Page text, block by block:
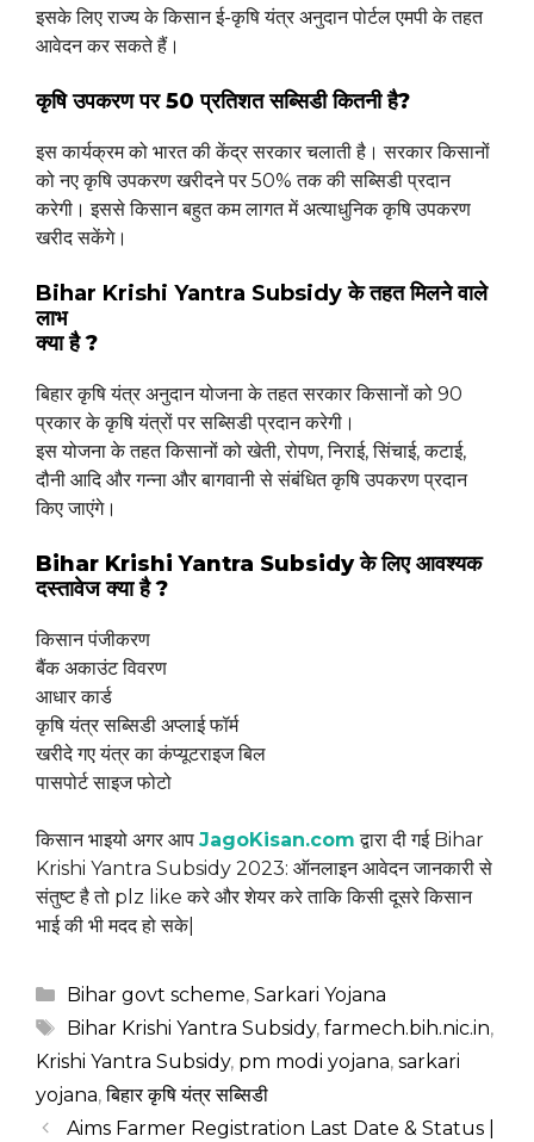
इसके लिए राज्य के किसान ई-कृषि यंत्र अनुदान पोर्टल एमपी के तहत
आवेदन कर सकते हैं।
कृषि उपकरण पर 50 प्रतिशत सब्सिडी कितनी है?
इस कार्यक्रम को भारत की केंद्र सरकार चलाती है। सरकार किसानों
को नए कृषि उपकरण खरीदने पर 50% तक की सब्सिडी प्रदान
करेगी। इससे किसान बहुत कम लागत में अत्याधुनिक कृषि उपकरण
खरीद सकेंगे।
Bihar Krishi Yantra Subsidy के तहत मिलने वाले
लाभ
क्या है ?
बिहार कृषि यंत्र अनुदान योजना के तहत सरकार किसानों को 90
प्रकार के कृषि यंत्रों पर सब्सिडी प्रदान करेगी।
इस योजना के तहत किसानों को खेती, रोपण, निराई, सिंचाई, कटाई,
दौनी आदि और गन्ना और बागवानी से संबंधित कृषि उपकरण प्रदान
किए जाएंगे।
Bihar Krishi Yantra Subsidy के लिए आवश्यक
दस्तावेज क्या है ?
किसान पंजीकरण
बैंक अकाउंट विवरण
आधार कार्ड
कृषि यंत्र सब्सिडी अप्लाई फॉर्म
खरीदे गए यंत्र का कंप्यूटराइज बिल
पासपोर्ट साइज फोटो
किसान भाइयो अगर आप JagoKisan.com द्वारा दी गई Bihar
Krishi Yantra Subsidy 2023: ऑनलाइन आवेदन जानकारी से
संतुष्ट है तो plz like करे और शेयर करे ताकि किसी दूसरे किसान
भाई की भी मदद हो सके|
Categories
Bihar govt scheme, Sarkari Yojana
Tags
Bihar Krishi Yantra Subsidy, farmech.bih.nic.in,
Krishi Yantra Subsidy, pm modi yojana, sarkari
yojana,बिहार कृषि यंत्र सब्सिडी
Aims Farmer Registration Last Date & Status |